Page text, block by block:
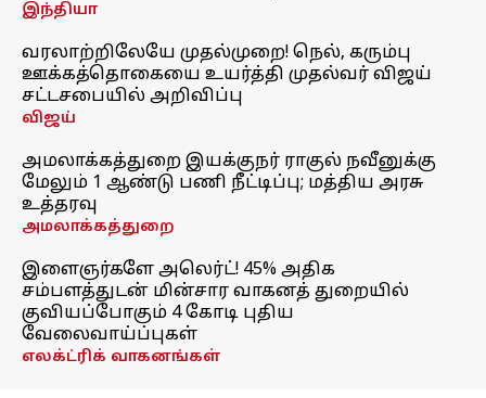
இந்தியா
வரலாற்றிலேயே முதல்முறை! நெல், கரும்பு
ஊக்கத்தொகையை உயர்த்தி முதல்வர் விஜய்
சட்டசபையில் அறிவிப்பு
விஜய்
அமலாக்கத்துறை இயக்குநர் ராகுல் நவீனுக்கு
மேலும் 1 ஆண்டு பணி நீட்டிப்பு; மத்திய அரசு
உத்தரவு
அமலாக்கத்துறை
இளைஞர்களே அலெர்ட்! 45% அதிக
சம்பளத்துடன் மின்சார வாகனத் துறையில்
குவியப்போகும் 4 கோடி புதிய
வேலைவாய்ப்புகள்
எலக்ட்ரிக் வாகனங்கள்